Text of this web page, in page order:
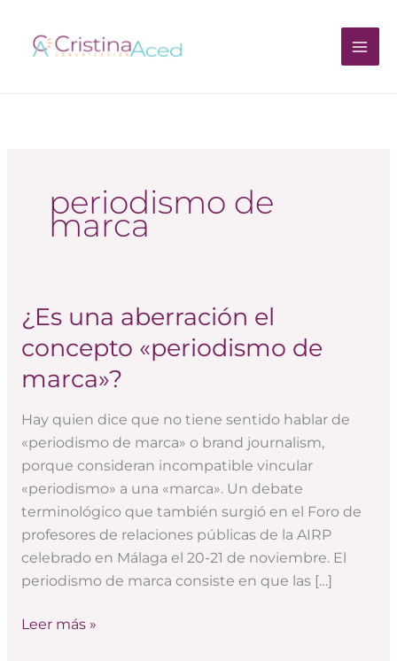
contenido
periodismo de
marca
¿Es una aberración el
concepto «periodismo de
marca»?
Hay quien dice que no tiene sentido hablar de
«periodismo de marca» o brand journalism,
porque consideran incompatible vincular
«periodismo» a una «marca». Un debate
terminológico que también surgió en el Foro de
profesores de relaciones públicas de la AIRP
celebrado en Málaga el 20-21 de noviembre. El
periodismo de marca consiste en que las […]
¿Es
una
aberración
el
«periodismo
de
marca»?
Leer más »